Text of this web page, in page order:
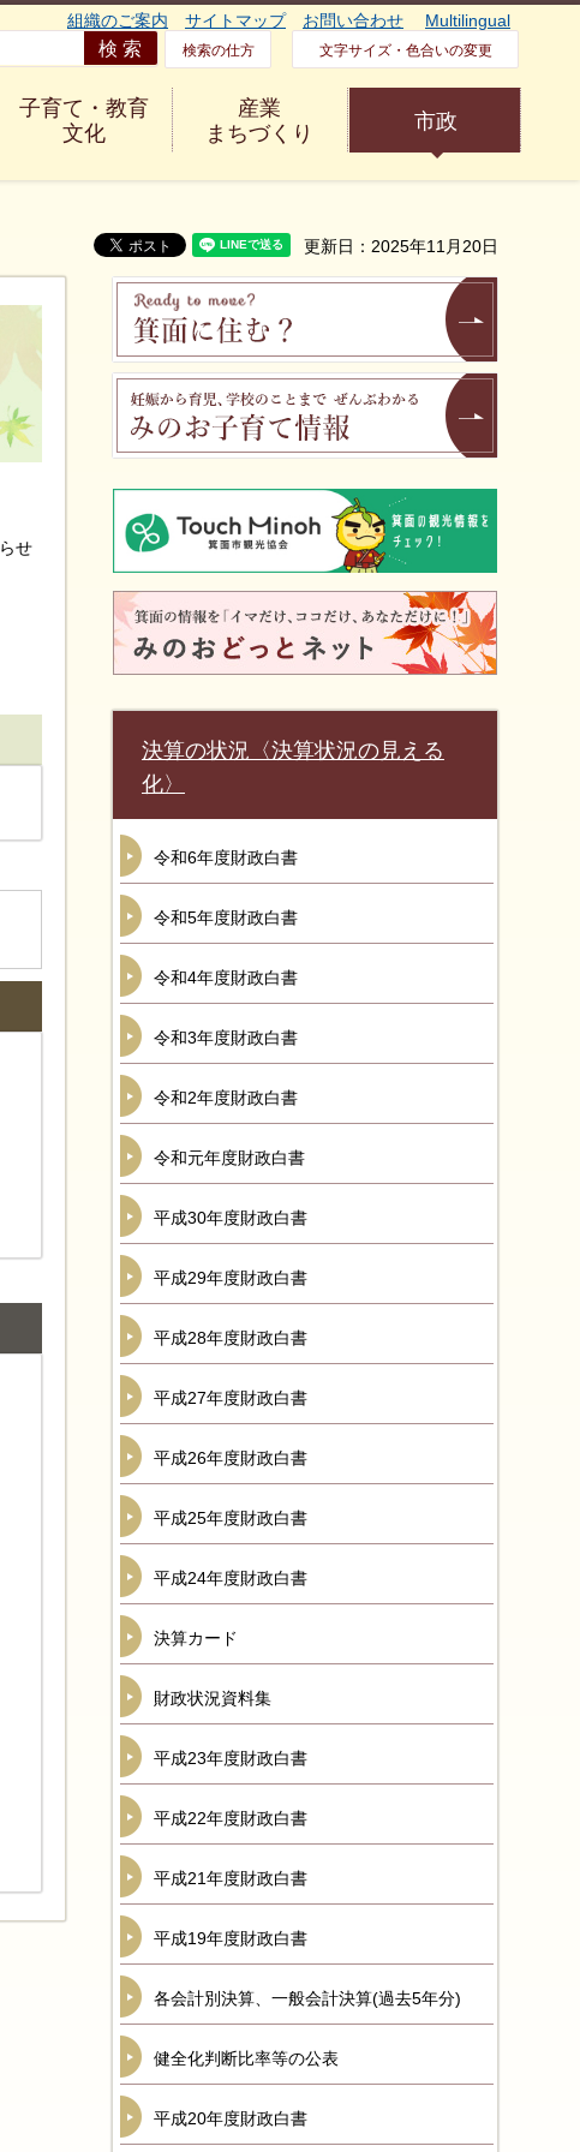
組織のご案内 サイトマップ お問い合わせ Multilingual
検索の仕方 文字サイズ・色合いの変更
子育て・教育
文化
産業
まちづくり
市政
更新日：2025年11月20日
せ
決算の状況〈決算状況の見える
化〉
令和6年度財政白書
令和5年度財政白書
令和4年度財政白書
令和3年度財政白書
令和2年度財政白書
令和元年度財政白書
平成30年度財政白書
平成29年度財政白書
平成28年度財政白書
平成27年度財政白書
平成26年度財政白書
平成25年度財政白書
平成24年度財政白書
決算カード
財政状況資料集
平成23年度財政白書
平成22年度財政白書
平成21年度財政白書
平成19年度財政白書
各会計別決算、一般会計決算(過去5年分)
健全化判断比率等の公表
平成20年度財政白書